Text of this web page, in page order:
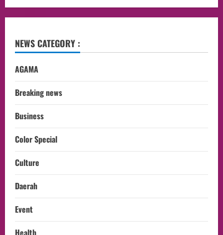
NEWS CATEGORY :
AGAMA
Breaking news
Business
Color Special
Culture
Daerah
Event
Health